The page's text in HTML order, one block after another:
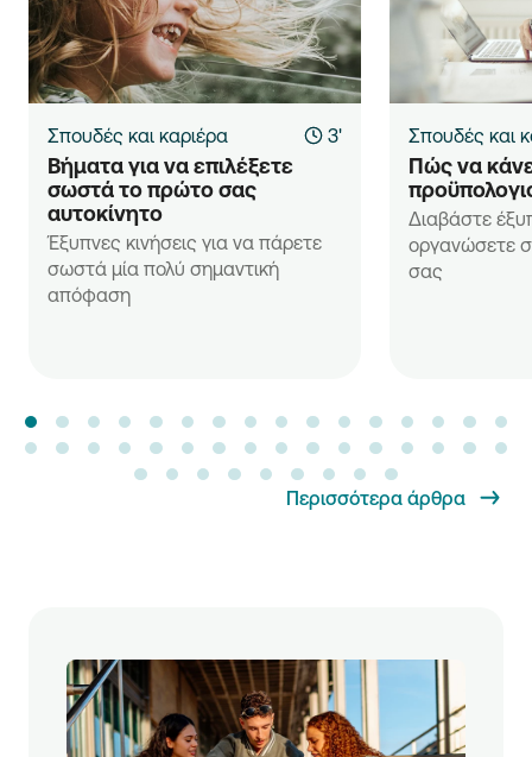
Σπουδές και καριέρα 3'
Βήματα για να επιλέξετε
σωστά το πρώτο σας
αυτοκίνητο
Έξυπνες κινήσεις για να πάρετε
σωστά μία πολύ σημαντική
απόφαση
Σπουδές και
Πώς να
Διαβάστε
οργανώσετε
σας
Περισσότερα άρθρα